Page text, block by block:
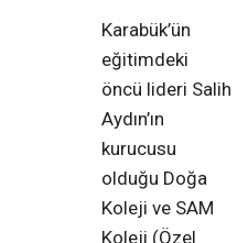
Karabük’ün
eğitimdeki
öncü lideri Salih
Aydın’ın
kurucusu
olduğu Doğa
Koleji ve SAM
Koleji (Özel